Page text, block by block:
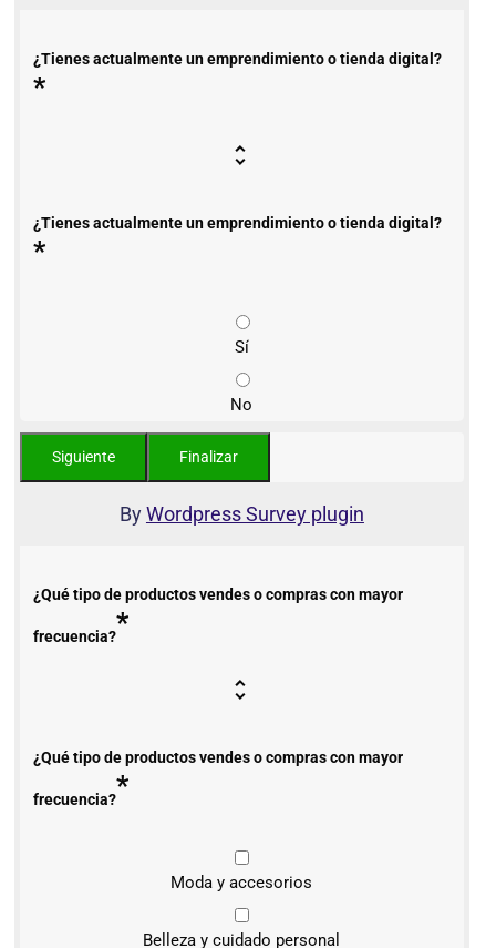
¿Tienes actualmente un emprendimiento o tienda digital?
*
¿Tienes actualmente un emprendimiento o tienda digital?
*
Sí
No
ByWordpress Survey plugin
¿Qué tipo de productos vendes o compras con mayor
frecuencia?*
¿Qué tipo de productos vendes o compras con mayor
frecuencia?*
Moda y accesorios
Belleza y cuidado personal